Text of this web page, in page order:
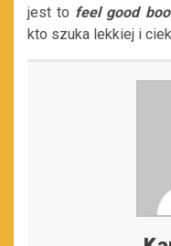
jest to feel good
kto szuka lekkiej i